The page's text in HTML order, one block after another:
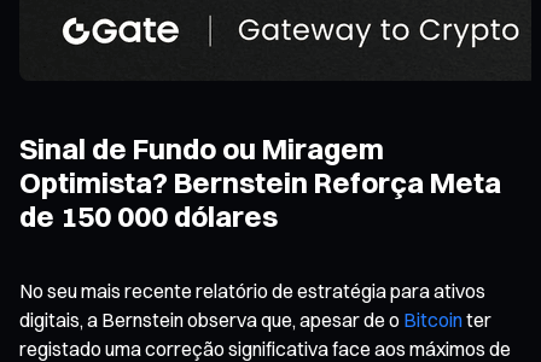
Sinal de Fundo ou Miragem
Optimista? Bernstein Reforça Meta
de 150 000 dólares
No seu mais recente relatório de estratégia para ativos
digitais, a Bernstein observa que, apesar de o Bitcointer
registado uma correção significativa face aos máximos de